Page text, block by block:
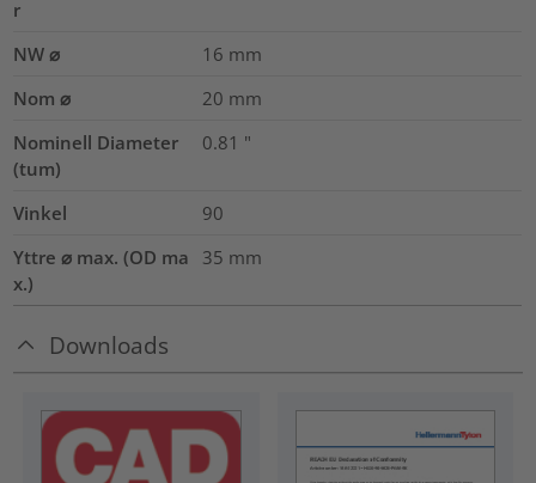
r
NW ⌀ 16 mm
Nom ⌀
20 mm
Nominell Diameter
(tum)
0.81 "
Vinkel
90
Yttre ⌀ max. (OD ma
x.)
35 mm
Downloads